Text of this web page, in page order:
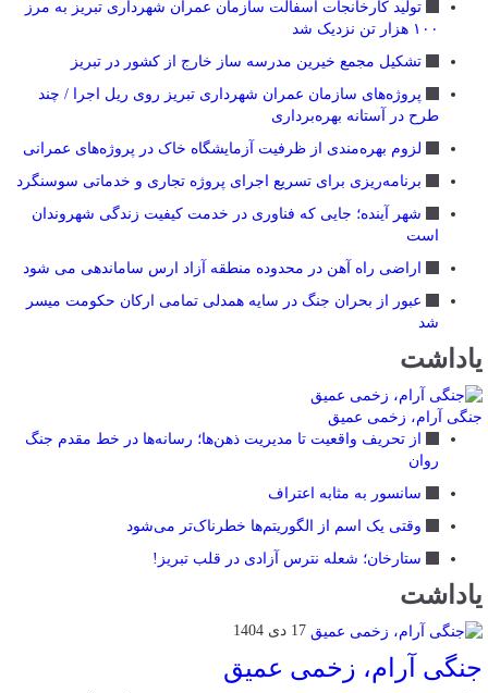
تولید کارخانجات آسفالت سازمان عمران شهرداری تبریز به مرز
۱۰۰ هزار تن نزدیک شد
تشکیل مجمع خیرین مدرسه ‌ساز خارج از کشور در تبریز
پروژه‌های سازمان عمران شهرداری تبریز روی ریل اجرا / چند
طرح در آستانه بهره‌برداری
لزوم بهره‌مندی از ظرفیت آزمایشگاه خاک در پروژه‌های عمرانی
برنامه‌ریزی برای تسریع اجرای پروژه تجاری و خدماتی سوسنگرد
شهر آینده؛ جایی که فناوری در خدمت کیفیت زندگی شهروندان
است
اراضی راه آهن در محدوده منطقه آزاد ارس ساماندهی می شود
عبور از بحران جنگ در سایه همدلی تمامی ارکان حکومت میسر
شد
یاداشت
جنگی آرام، زخمی عمیق
از تحریف واقعیت تا مدیریت ذهن‌ها؛ رسانه‌ها در خط مقدم جنگ
روان
سانسور به مثابه اعتراف
وقتی یک اسم از الگوریتم‌ها خطرناک‌تر می‌شود
ستارخان؛ شعله نترس آزادی در قلب تبریز!
یاداشت
17 دی 1404
جنگی آرام، زخمی عمیق